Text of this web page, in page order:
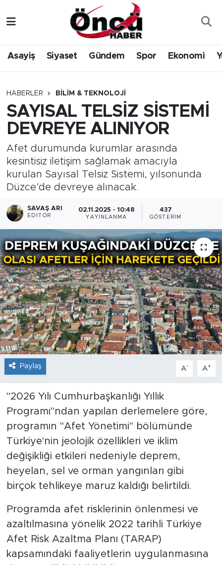
Asayiş Siyaset Gündem Spor Ekonomi
HABERLER BILIM & TEKNOLOJI
SAYISAL TELSİZ SİSTEMİ
DEVREYE ALINIYOR
Afet durumunda kurumlar arasında
kesintisiz iletişim sağlamak amacıyla
kurulan Sayısal Telsiz Sistemi, yılsonunda
Düzce’de devreye alınacak.
SAVAŞ ARI
EDITÖR
02.11.2025 - 10:48
YAYINLANMA
437
GÖSTERIM
Paylaş A- A+
"2026 Yılı Cumhurbaşkanlığı Yıllık
Programı"ndan yapılan derlemelere göre,
programın "Afet Yönetimi" bölümünde
Türkiye'nin jeolojik özellikleri ve iklim
değişikliği etkileri nedeniyle deprem,
heyelan, sel ve orman yangınları gibi
birçok tehlikeye maruz kaldığı belirtildi.
Programda afet risklerinin önlenmesi ve
azaltılmasına yönelik 2022 tarihli Türkiye
Afet Risk Azaltma Planı (TARAP)
kapsamındaki faaliyetlerin uygulanmasına
Gündem
Sağlık & Çevre
Spor
Yerel Haber
Öncü Radyo Dinle
Öncü TV İzle
Düzce Nöbetçi Eczaneler
Düzce Hava Durumu
Düzce Namaz Vakitleri
Düzce Trafik Yoğunluk Haritası
Tüm Manşetler
Son Dakika Haberleri
Haber Arşivi